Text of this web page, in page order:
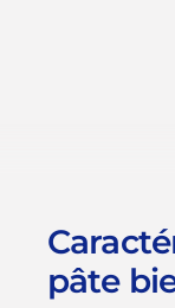
pâte